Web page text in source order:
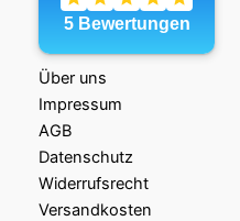
Über uns
Impressum
AGB
Datenschutz
Widerrufsrecht
Versandkosten